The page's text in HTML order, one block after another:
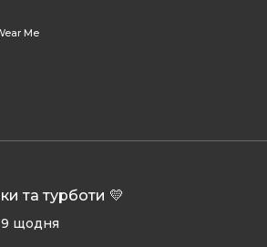
Me
та турботи 💛
щодня